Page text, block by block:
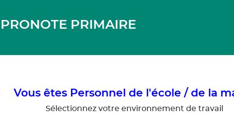
PRIMAIRE
Vous êtes Personnel de l'école / de la
Sélectionnez votre environnement de travail